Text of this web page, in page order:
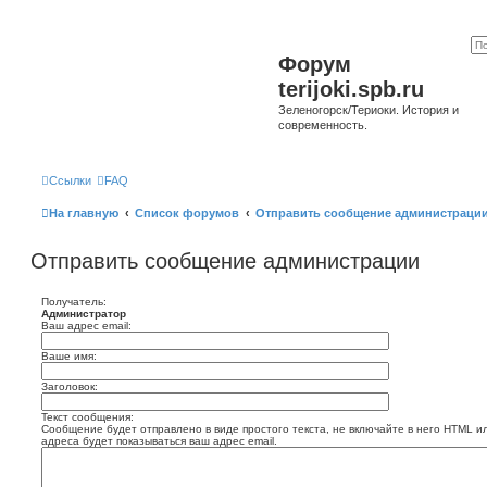
Форум
terijoki.spb.ru
Зеленогорск/Териоки. История и
современность.
Ссылки FAQ
На главную Список форумов Отправить сообщение
Отправить сообщение администрации
Получатель:
Администратор
Ваш адрес email:
Ваше имя:
Заголовок:
Текст сообщения:
Сообщение будет отправлено в виде простого текста, не включайте в него HTML
адреса будет показываться ваш адрес email.